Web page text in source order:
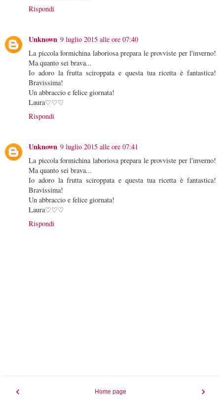
Rispondi
Unknown 9 luglio 2015 alle ore 07:40
La piccola formichina laboriosa prepara le provviste per l'inverno!
Ma quanto sei brava...
Io adoro la frutta sciroppata e questa tua ricetta è fantastica!
Bravissima!
Un abbraccio e felice giornata!
Laura♡♡♡
Rispondi
Unknown 9 luglio 2015 alle ore 07:41
La piccola formichina laboriosa prepara le provviste per l'inverno!
Ma quanto sei brava...
Io adoro la frutta sciroppata e questa tua ricetta è fantastica!
Bravissima!
Un abbraccio e felice giornata!
Laura♡♡♡
Rispondi
‹ ›
Home page